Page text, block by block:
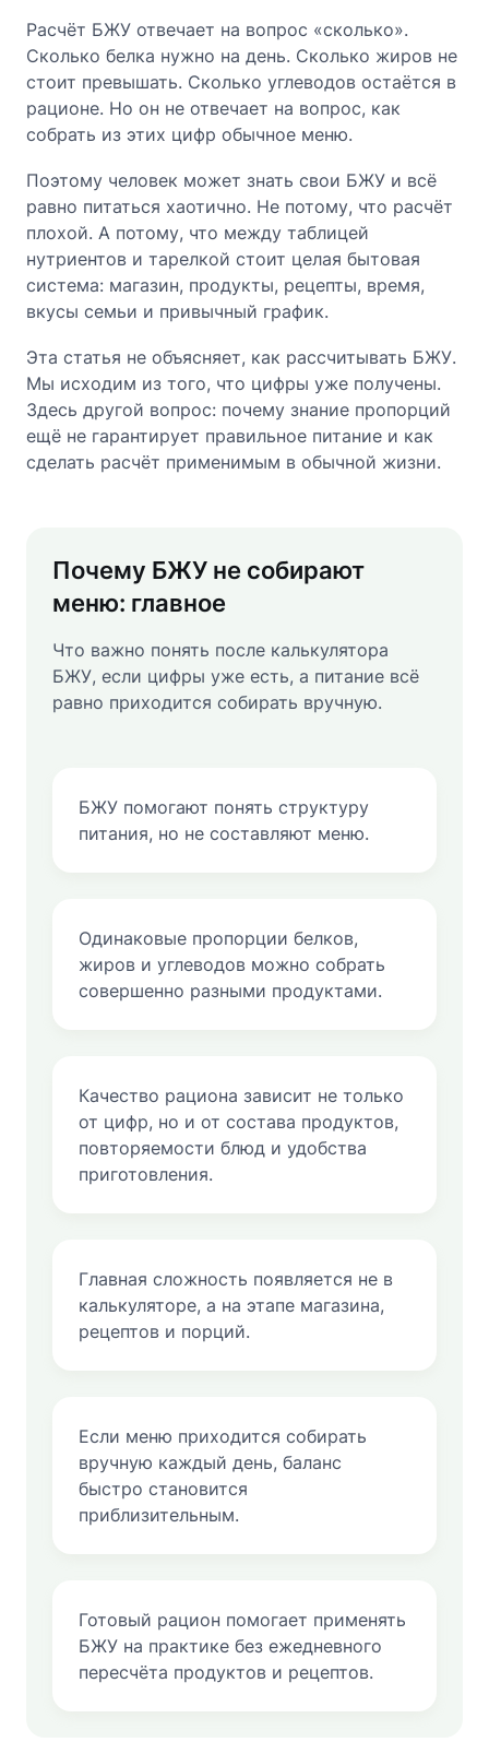
Расчёт БЖУ отвечает на вопрос «сколько».
Сколько белка нужно на день. Сколько жиров не
стоит превышать. Сколько углеводов остаётся в
рационе. Но он не отвечает на вопрос, как
собрать из этих цифр обычное меню.
Поэтому человек может знать свои БЖУ и всё
равно питаться хаотично. Не потому, что расчёт
плохой. А потому, что между таблицей
нутриентов и тарелкой стоит целая бытовая
система: магазин, продукты, рецепты, время,
вкусы семьи и привычный график.
Эта статья не объясняет, как рассчитывать БЖУ.
Мы исходим из того, что цифры уже получены.
Здесь другой вопрос: почему знание пропорций
ещё не гарантирует правильное питание и как
сделать расчёт применимым в обычной жизни.
Почему БЖУ не собирают
меню: главное
Что важно понять после калькулятора
БЖУ, если цифры уже есть, а питание всё
равно приходится собирать вручную.
БЖУ помогают понять структуру
питания, но не составляют меню.
Одинаковые пропорции белков,
жиров и углеводов можно собрать
совершенно разными продуктами.
Качество рациона зависит не только
от цифр, но и от состава продуктов,
повторяемости блюд и удобства
приготовления.
Главная сложность появляется не в
калькуляторе, а на этапе магазина,
рецептов и порций.
Если меню приходится собирать
вручную каждый день, баланс
быстро становится
приблизительным.
Готовый рацион помогает применять
БЖУ на практике без ежедневного
пересчёта продуктов и рецептов.